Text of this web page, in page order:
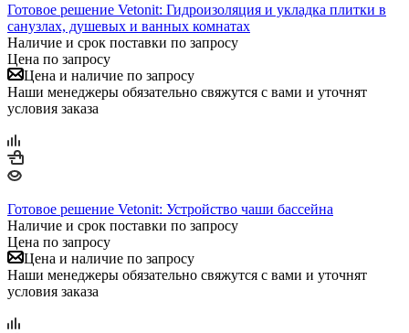
Готовое решение Vetonit: Гидроизоляция и укладка плитки в
санузлах, душевых и ванных комнатах
Наличие и срок поставки по запросу
Цена по запросу
Цена и наличие по запросу
Наши менеджеры обязательно свяжутся с вами и уточнят
условия заказа
Готовое решение Vetonit: Устройство чаши бассейна
Наличие и срок поставки по запросу
Цена по запросу
Цена и наличие по запросу
Наши менеджеры обязательно свяжутся с вами и уточнят
условия заказа